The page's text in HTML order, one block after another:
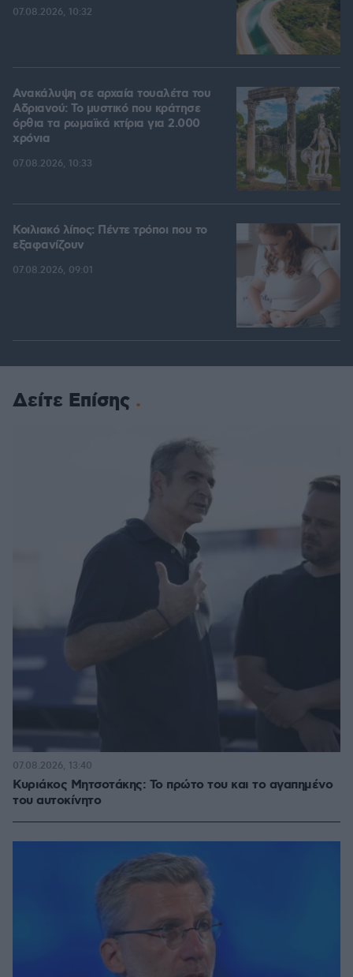
07.08.2026, 10:32
Ανακάλυψη σε αρχαία τουαλέτα του
Αδριανού: Το μυστικό που κράτησε
όρθια τα ρωμαϊκά κτίρια για 2.000
χρόνια
07.08.2026, 10:33
Κοιλιακό λίπος: Πέντε τρόποι που το
εξαφανίζουν
07.08.2026, 09:01
Δείτε Επίσης
Κυριάκος Μητσοτάκης: Το πρώτο του και το αγαπημένο
του αυτοκίνητο
07.08.2026, 13:40